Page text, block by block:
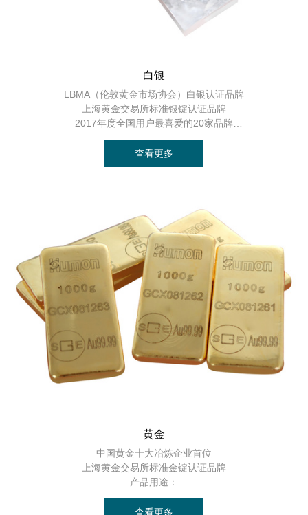
中国黄金十大冶炼企业首位
货币储备、珠宝装饰、工业科技（用于电子技
白银
LBMA（伦敦黄金市场协会）白银认证品牌
上海黄金交易所标准银锭认证品牌
2017年度全国用户最喜爱的20家品牌
产品用途：
电子电器工业、摄影感光材料、饰品及货币
查看更多
黄金
中国黄金十大冶炼企业首位
上海黄金交易所标准金锭认证品牌
产品用途：
货币储备、珠宝装饰、工业科技（用于电子技术、通讯技术、宇航技术、
化工技术、医疗技术等）
查看更多